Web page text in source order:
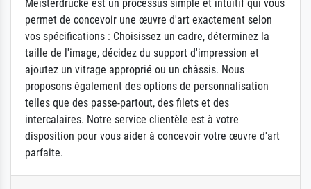
Meisterdrucke est un processus simple et intuitif qui vous
permet de concevoir une œuvre d'art exactement selon
vos spécifications : Choisissez un cadre, déterminez la
taille de l'image, décidez du support d'impression et
ajoutez un vitrage approprié ou un châssis. Nous
proposons également des options de personnalisation
telles que des passe-partout, des filets et des
intercalaires. Notre service clientèle est à votre
disposition pour vous aider à concevoir votre œuvre d'art
parfaite.